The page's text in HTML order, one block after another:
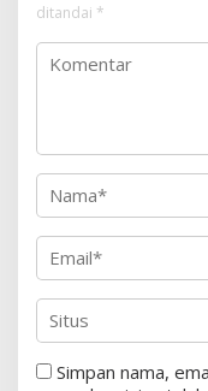
ditandai *
Simpan nama,